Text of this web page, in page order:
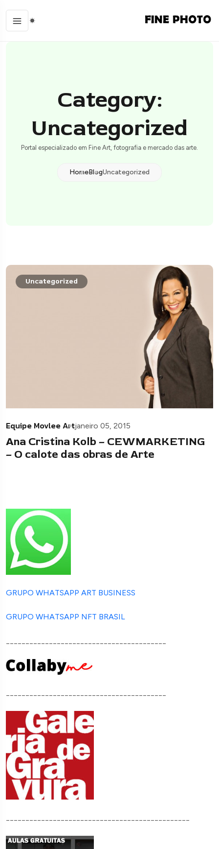
Category:
Uncategorized
Portal especializado em Fine Art, fotografia e mercado das arte.
HomeBlogUncategorized
Uncategorized
Equipe Movlee Artjaneiro 05, 2015
Ana Cristina Kolb – CEWMARKETING
– O calote das obras de Arte
GRUPO WHATSAPP ART BUSINESS
GRUPO WHATSAPP NFT BRASIL